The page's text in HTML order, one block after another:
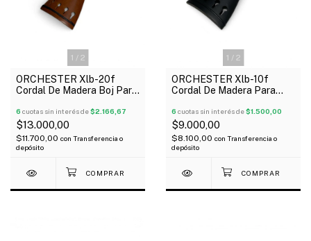
1 / 2
ORCHESTER Xlb-20f
Cordal De Madera Boj Para
6 cuotas sin interés de$2.166,67
$13.000,00
$11.700,00 con Transferencia o
depósito
1 / 2
ORCHESTER Xlb-10f
Cordal De Madera Para
6 cuotas sin interés de$1.500,00
$9.000,00
$8.100,00 con Transferencia o
depósito